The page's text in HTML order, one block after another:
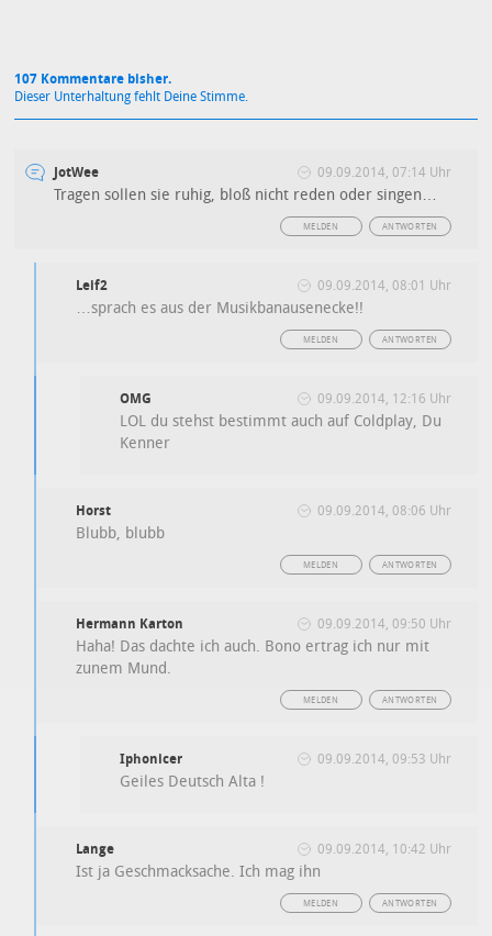
107 Kommentare bisher.
Dieser Unterhaltung fehlt Deine Stimme.
JotWee 09.09.2014, 07:14 Uhr
Tragen sollen sie ruhig, bloß nicht reden oder singen…
ANTWORTEN
MELDEN
Leif2 09.09.2014, 08:01 Uhr
…sprach es aus der Musikbanausenecke!!
ANTWORTEN
MELDEN
OMG 09.09.2014, 12:16 Uhr
LOL du stehst bestimmt auch auf Coldplay, Du
Kenner
Horst 09.09.2014, 08:06 Uhr
Blubb, blubb
ANTWORTEN
MELDEN
Hermann Karton 09.09.2014, 09:50 Uhr
Haha! Das dachte ich auch. Bono ertrag ich nur mit
zunem Mund.
ANTWORTEN
MELDEN
Iphonicer 09.09.2014, 09:53 Uhr
Geiles Deutsch Alta !
Lange 09.09.2014, 10:42 Uhr
Ist ja Geschmacksache. Ich mag ihn
ANTWORTEN
MELDEN